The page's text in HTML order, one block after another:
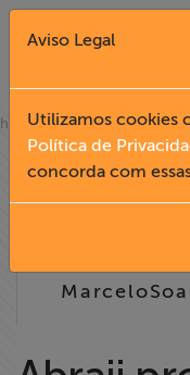
Fechar X
English
Institucional
Formação
home»notícias
15.07
Aviso Legal
Utilizamos cookies
Política de
concorda com